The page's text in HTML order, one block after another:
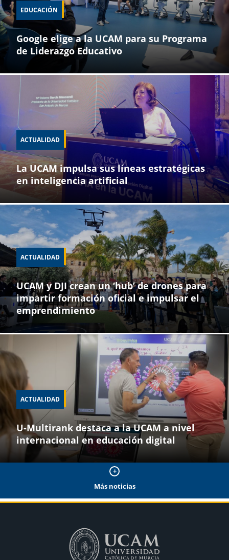
EDUCACIÓN
Google elige a la UCAM para su Programa
de Liderazgo Educativo
ACTUALIDAD
La UCAM impulsa sus líneas estratégicas
en inteligencia artificial
ACTUALIDAD
UCAM y DJI crean un ‘hub’ de drones para
impartir formación oficial e impulsar el
emprendimiento
ACTUALIDAD
U-Multirank destaca a la UCAM a nivel
internacional en educación digital
Más noticias